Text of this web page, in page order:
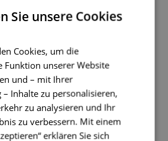
nicht akzeptieren,
Verbraucher auf seine
vom Verkäufer auf der
angebotenen Waren ist immer
Ware angegeben. Alle
Dienstleistungen sowie alle
Sie unsere Cookies
Cookies, um die
Funktion unserer Website
und – mit Ihrer
Inhalte zu personalisieren,
zu analysieren und Ihr
zu verbessern. Mit einem
erklären Sie sich